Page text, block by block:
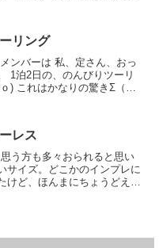
リング
ンバーは 私、定さん、おっ
1泊2日の、のんびりツーリ
) これはかなりの驚きΣ（￣
レス
う方も多々おられると思い
サイズ。どこかのインプレに
けど、ほんまにちょうどええ